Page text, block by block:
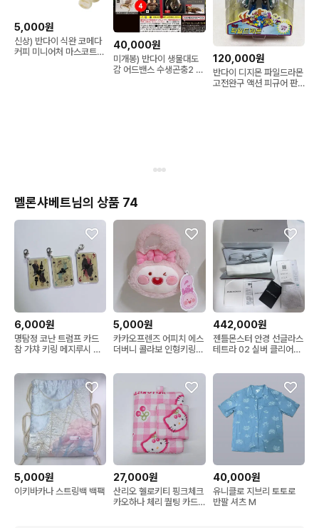
5,000원
신상) 반다이 식완 코메다
커피 미니어처 마스코트
40,000원
미개봉) 반다이 생물대도
감 어드밴스 수생곤충2 물
120,000원
반다이 디지몬 파일드라몬
고전완구 액션 피규어 판
멜론샤베트님의 상품 74
6,000원
명탐정 코난 트럼프 카드
참 가챠 키링 메지루시 괴
5,000원
카카오프렌즈 어피치 에스
더버니 콜라보 인형키링
442,000원
젠틀몬스터 안경 선글라스
테트라 02 실버 클리어
5,000원
이키바카나 스트링백 백팩
27,000원
산리오 헬로키티 핑크체크
카오하나 체리 퀄팅 카드
40,000원
유니클로 지브리 토토로
반팔 셔츠 M